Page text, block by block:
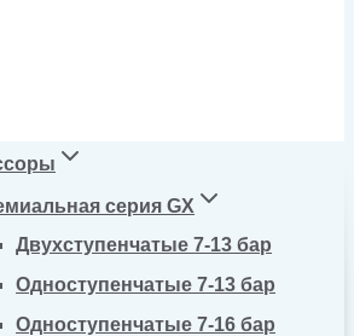
серия GX
Двухступенчатые 7-13 бар
Одноступенчатые 7-13 бар
Одноступенчатые 7-16 бар